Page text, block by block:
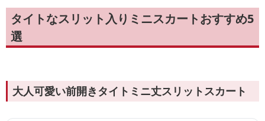
タイトなスリット入りミニスカートおすすめ5
選
大人可愛い前開きタイトミニ丈スリットスカート